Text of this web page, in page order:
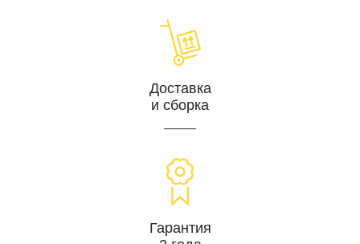
Доставка
и сборка
Гарантия